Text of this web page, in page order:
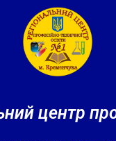
центр